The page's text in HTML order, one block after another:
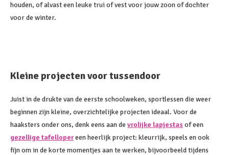
houden, of alvast een leuke trui of vest voor jouw zoon of dochter
voor de winter.
Kleine projecten voor tussendoor
Juist in de drukte van de eerste schoolweken, sportlessen die weer
beginnen zijn kleine, overzichtelijke projecten ideaal. Voor de
haaksters onder ons, denk eens aan de vrolijke lapjestas of een
gezellige tafellopereen heerlijk project: kleurrijk, speels en ook
fijn om in de korte momentjes aan te werken, bijvoorbeeld tijdens